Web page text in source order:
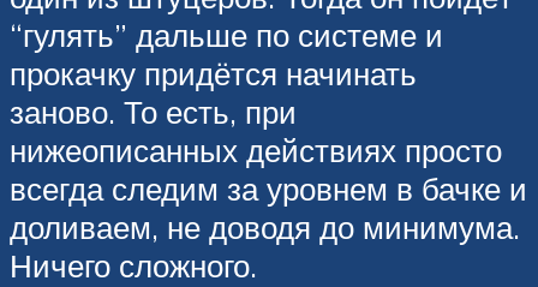
“гулять” дальше по системе и
прокачку придётся начинать
заново. То есть, при
нижеописанных действиях просто
всегда следим за уровнем в бачке и
доливаем, не доводя до минимума.
Ничего сложного.